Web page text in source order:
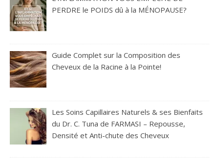
PERDRE le POIDS dû à la MÉNOPAUSE?
Guide Complet sur la Composition des
Cheveux de la Racine à la Pointe!
Les Soins Capillaires Naturels & ses Bienfaits
du Dr. C. Tuna de FARMASI – Repousse,
Densité et Anti-chute des Cheveux